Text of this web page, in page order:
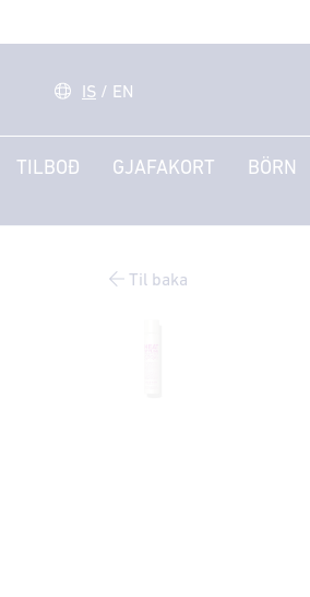
IS / EN
TILBOÐ GJAFAKORT BÖRN
Til baka